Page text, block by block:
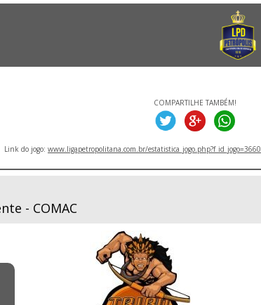
COMPARTILHE TAMBÉM!
Link do jogo: www.ligapetropolitana.com.br/estatistica_jogo.php?f_id_jogo=3660
- COMAC